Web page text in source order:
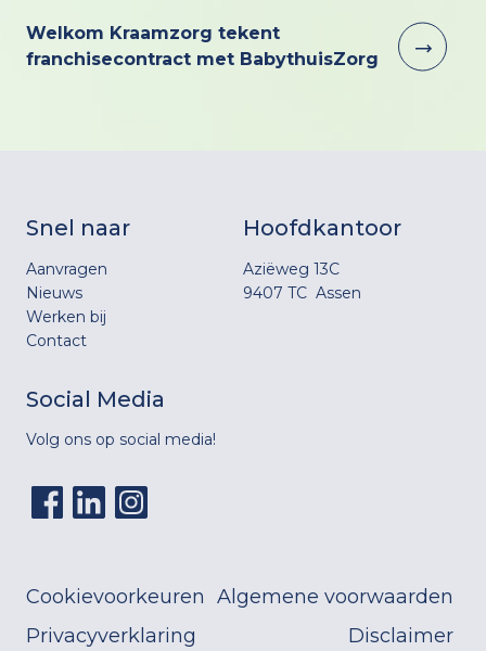
Welkom Kraamzorg tekent
franchisecontract met BabythuisZorg
Snel naar
Aanvragen
Nieuws
Werken bij
Contact
Hoofdkantoor
Aziëweg 13C
9407 TC Assen
Social Media
Volg ons op social media!
Cookievoorkeuren Algemene voorwaarden
Privacyverklaring
Disclaimer